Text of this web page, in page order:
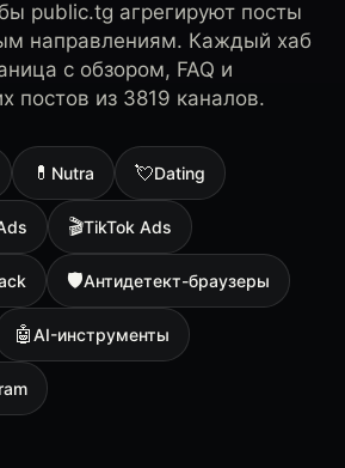
public.tg агрегируют посты
направлениям. Каждый хаб
с обзором, FAQ и
постов из 3819 каналов.
💊 Nutra 💘Dating
🎬TikTok Ads
🛡Антидетект-браузеры
🤖AI-инструменты